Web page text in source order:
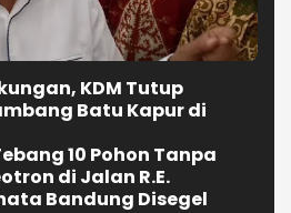
KDM Tutup
Batu Kapur di
10 Pohon Tanpa
di Jalan R.E.
Bandung Disegel